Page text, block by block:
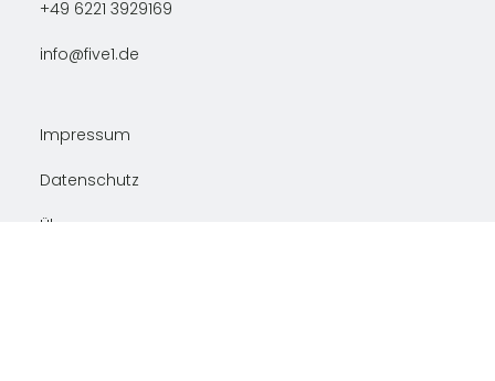
+49 6221 3929169
info@five1.de
Impressum
Datenschutz
Über uns